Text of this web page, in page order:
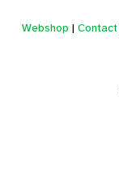
Webshop | Contact